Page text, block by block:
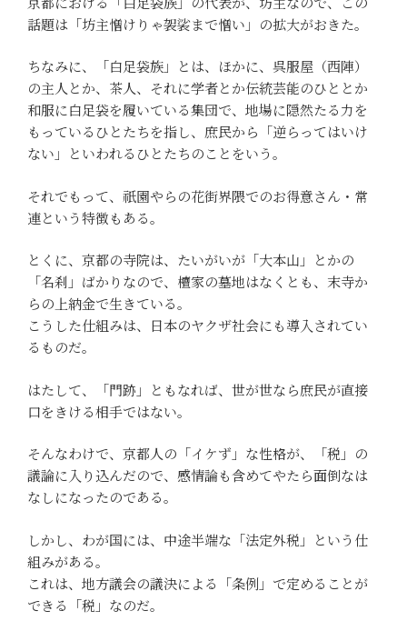
話題は「坊主憎けりゃ袈裟まで憎い」の拡大がおきた。
ちなみに、「白足袋族」とは、ほかに、呉服屋（西陣）
の主人とか、茶人、それに学者とか伝統芸能のひととか
和服に白足袋を履いている集団で、地場に隠然たる力を
もっているひとたちを指し、庶民から「逆らってはいけ
ない」といわれるひとたちのことをいう。
それでもって、祇園やらの花街界隈でのお得意さん・常
連という特徴もある。
とくに、京都の寺院は、たいがいが「大本山」とかの
「名刹」ばかりなので、檀家の墓地はなくとも、末寺か
らの上納金で生きている。
こうした仕組みは、日本のヤクザ社会にも導入されてい
るものだ。
はたして、「門跡」ともなれば、世が世なら庶民が直接
口をきける相手ではない。
そんなわけで、京都人の「イケず」な性格が、「税」の
議論に入り込んだので、感情論も含めてやたら面倒なは
なしになったのである。
しかし、わが国には、中途半端な「法定外税」という仕
組みがある。
これは、地方議会の議決による「条例」で定めることが
できる「税」なのだ。